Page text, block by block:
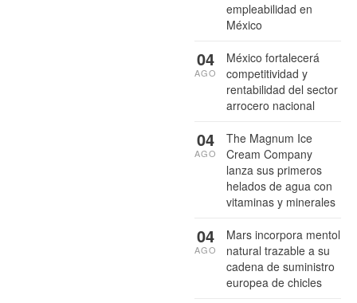
empleabilidad en
México
México fortalecerá
competitividad y
rentabilidad del sector
arrocero nacional
04
AGO
The Magnum Ice
Cream Company
lanza sus primeros
helados de agua con
vitaminas y minerales
04
AGO
Mars incorpora mentol
natural trazable a su
cadena de suministro
europea de chicles
04
AGO